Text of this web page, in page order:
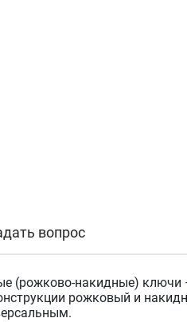
вопрос
(рожково-накидные) ключи
рожковый и